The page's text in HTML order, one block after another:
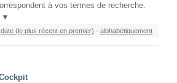
à vos termes de recherche.
date (le plus récent en premier) · alphabétiquement